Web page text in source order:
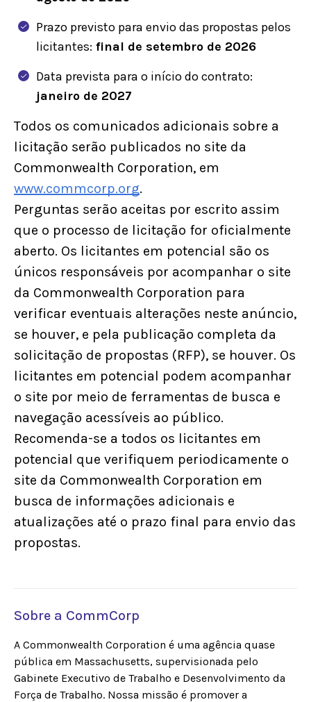
Prazo previsto para envio das propostas pelos
licitantes: final de setembro de 2026
Data prevista para o início do contrato:
janeiro de 2027
Todos os comunicados adicionais sobre a
licitação serão publicados no site da
Commonwealth Corporation, em
www.commcorp.org.
Perguntas serão aceitas por escrito assim
que o processo de licitação for oficialmente
aberto. Os licitantes em potencial são os
únicos responsáveis por acompanhar o site
da Commonwealth Corporation para
verificar eventuais alterações neste anúncio,
se houver, e pela publicação completa da
solicitação de propostas (RFP), se houver. Os
licitantes em potencial podem acompanhar
o site por meio de ferramentas de busca e
navegação acessíveis ao público.
Recomenda-se a todos os licitantes em
potencial que verifiquem periodicamente o
site da Commonwealth Corporation em
busca de informações adicionais e
atualizações até o prazo final para envio das
propostas.
Sobre a CommCorp
A Commonwealth Corporation é uma agência quase
pública em Massachusetts, supervisionada pelo
Gabinete Executivo de Trabalho e Desenvolvimento da
Força de Trabalho. Nossa missão é promover a